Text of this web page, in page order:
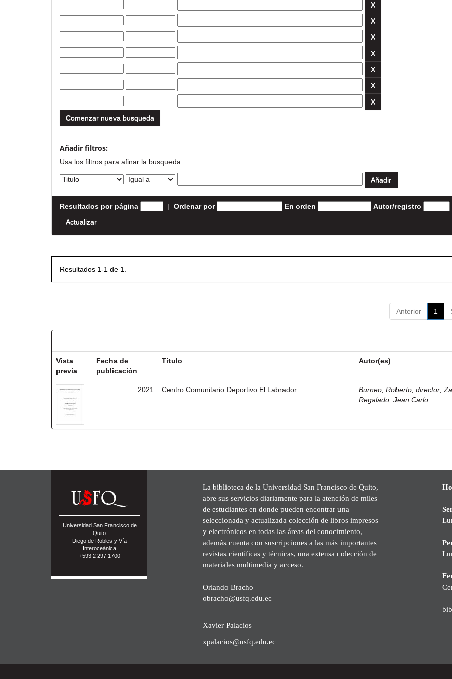
Comenzar nueva busqueda
Añadir filtros:
Usa los filtros para afinar la busqueda.
Resultados por página | Ordenar por En orden Autor/registro
Resultados 1-1 de 1.
Anterior 1
Vista
previa
Fecha de
publicación
Título Autor(es)
2021 Centro Comunitario Deportivo El Labrador Burneo, Roberto, director;
Regalado, Jean Carlo
Universidad San Francisco de
Quito
Diego de Robles y Vía
Interoceánica
+593 2 297 1700
La biblioteca de la Universidad San Francisco de Quito,
abre sus servicios diariamente para la atención de miles
de estudiantes en donde pueden encontrar una
seleccionada y actualizada colección de libros impresos
y electrónicos en todas las áreas del conocimiento,
además cuenta con suscripciones a las más importantes
revistas científicas y técnicas, una extensa colección de
materiales multimedia y acceso.
Orlando Bracho
obracho@usfq.edu.ec
Xavier Palacios
xpalacios@usfq.edu.ec